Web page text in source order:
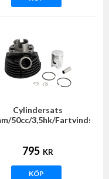
Cylindersats
50cc/3,5hk/Fartvindskyld
795 KR
KÖP